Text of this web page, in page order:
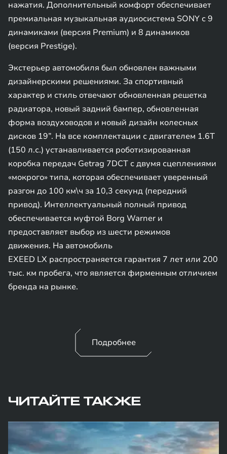
нажатия. Дополнительный комфорт обеспечивает
премиальная музыкальная аудиосистема SONY с 9
динамиками (версия Premium) и 8 динамиков
(версия Prestige).
Экстерьер автомобиля был обновлен важными
дизайнерскими решениями. За спортивный
характер и стиль отвечают обновленная решетка
радиатора, новый задний бампер, обновленная
форма воздуховодов и новый дизайн колесных
дисков 19”. На все комплектации с двигателем 1.6T
(150 л.с.) устанавливается роботизированная
коробка передач Getrag 7DCT с двумя сцеплениями
«мокрого» типа, которая обеспечивает уверенный
разгон до 100 км\ч за 10,3 секунд (передний
привод). Интеллектуальный полный привод
обеспечивается муфтой Borg Warner и
предоставляет выбор из шести режимов
движения. На автомобиль
EXEED LX распространяется гарантия 7 лет или 200
тыс. км пробега, что является фирменным отличием
бренда на рынке.
Подробнее
ЧИТАЙТЕ ТАКЖЕ